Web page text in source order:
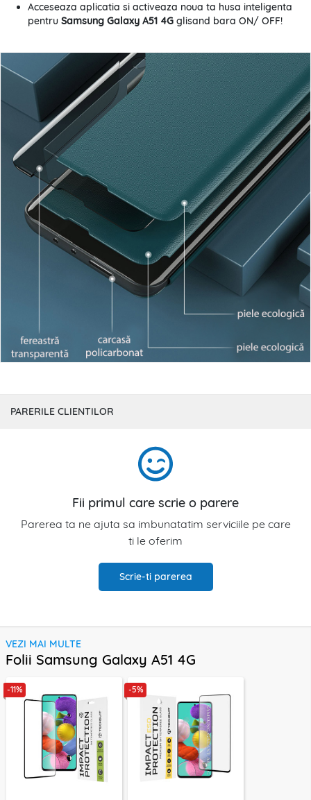
Acceseaza aplicatia si activeaza noua ta husa inteligenta
pentru Samsung Galaxy A51 4G glisand bara ON/ OFF!
PARERILE CLIENTILOR
Fii primul care scrie o parere
Parerea ta ne ajuta sa imbunatatim serviciile pe care
ti le oferim
Scrie-ti parerea
VEZI MAI MULTE
Folii Samsung Galaxy A51 4G
-11% -5%